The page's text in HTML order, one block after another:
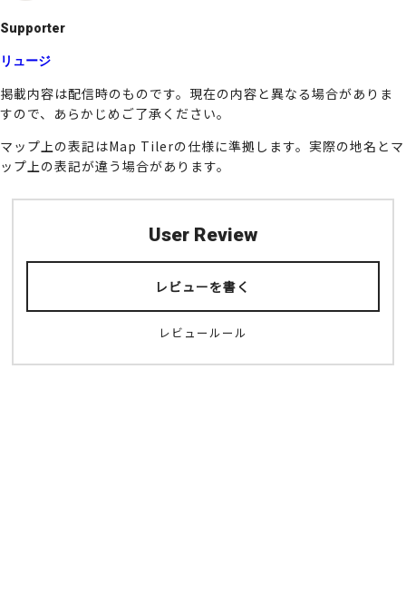
Supporter
リュージ
掲載内容は配信時のものです。現在の内容と異なる場合がありま
すので、あらかじめご了承ください。
マップ上の表記はMap Tilerの仕様に準拠します。実際の地名とマ
ップ上の表記が違う場合があります。
User Review
レビューを書く
レビュールール